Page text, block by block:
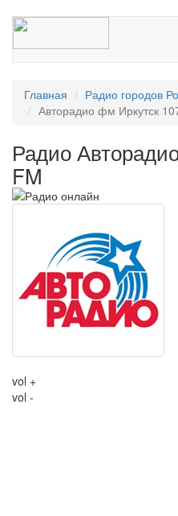
Главная Радио городов
Авторадио фм Иркутск
Радио
FM
vol +
vol -